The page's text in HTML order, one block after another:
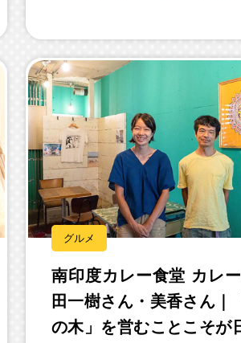
グルメ
南印度カレー食堂 カレ
田一樹さん・美香さん｜
の木」を営むことこそが